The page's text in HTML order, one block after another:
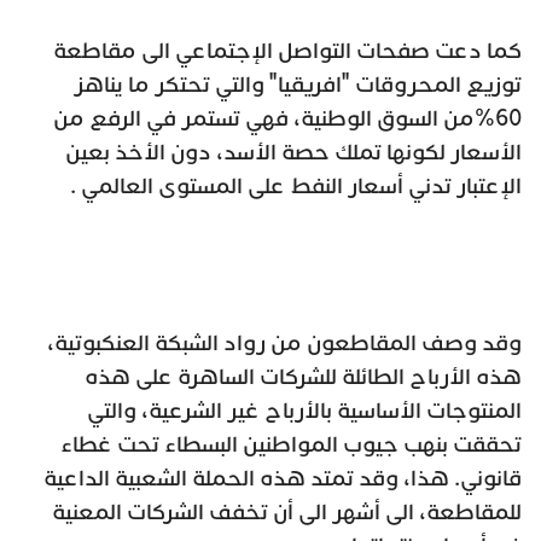
كما دعت صفحات التواصل اﻹجتماعي الى مقاطعة
توزيع المحروقات "افريقيا" والتي تحتكر ما يناهز
60%من السوق الوطنية، فهي تستمر في الرفع من
الأسعار لكونها تملك حصة الأسد، دون الأخذ بعين
اﻹعتبار تدني أسعار النفط على المستوى العالمي .
وقد وصف المقاطعون من رواد الشبكة العنكبوتية،
هذه الأرباح الطائلة للشركات الساهرة على هذه
المنتوجات الأساسية بالأرباح غير الشرعية، والتي
تحققت بنهب جيوب المواطنين البسطاء تحت غطاء
قانوني. هذا، وقد تمتد هذه الحملة الشعبية الداعية
للمقاطعة، الى أشهر الى أن تخفف الشركات المعنية